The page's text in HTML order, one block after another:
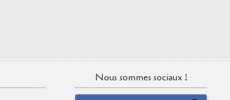
Nous sommes sociaux !